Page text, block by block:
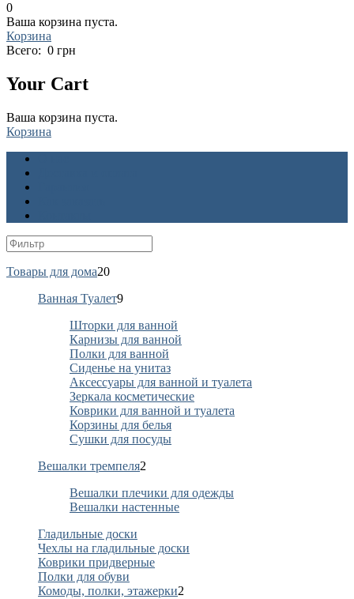
0
Ваша корзина пуста.
Корзина
Всего: 0 грн
Your Cart
Ваша корзина пуста.
Корзина
Товары для дома20
Ванная Туалет9
Шторки для ванной
Карнизы для ванной
Полки для ванной
Сиденье на унитаз
Аксессуары для ванной и туалета
Зеркала косметические
Коврики для ванной и туалета
Корзины для белья
Сушки для посуды
Вешалки тремпеля2
Вешалки плечики для одежды
Вешалки настенные
Гладильные доски
Чехлы на гладильные доски
Коврики придверные
Полки для обуви
Комоды, полки, этажерки2